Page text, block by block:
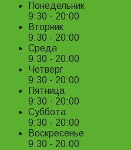
Понедельник
9:30 - 20:00
Вторник
9:30 - 20:00
Среда
9:30 - 20:00
Четверг
9:30 - 20:00
Пятница
9:30 - 20:00
Суббота
9:30 - 20:00
Воскресенье
9:30 - 20:00